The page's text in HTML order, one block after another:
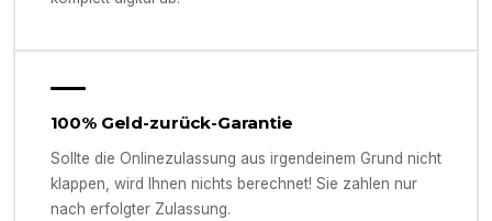
100% Geld-zurück-Garantie
Sollte die Onlinezulassung aus irgendeinem Grund nicht
klappen, wird Ihnen nichts berechnet! Sie zahlen nur
nach erfolgter Zulassung.